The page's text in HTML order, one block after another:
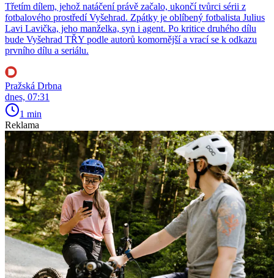
Třetím dílem, jehož natáčení právě začalo, ukončí tvůrci sérii z
fotbalového prostředí Vyšehrad. Zpátky je oblíbený fotbalista Julius
Lavi Lavička, jeho manželka, syn i agent. Po kritice druhého dílu
bude Vyšehrad TŘY podle autorů komornější a vrací se k odkazu
prvního dílu a seriálu.
Pražská Drbna
dnes, 07:31
1 min
Reklama